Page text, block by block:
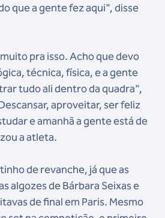
que a gente fez aqui", disse
pra isso. Acho que devo
técnica, física, e a gente
tudo ali dentro da quadra",
aproveitar, ser feliz
e amanhã a gente está de
a atleta.
de revanche, já que as
algozes de Bárbara Seixas e
de final em Paris. Mesmo